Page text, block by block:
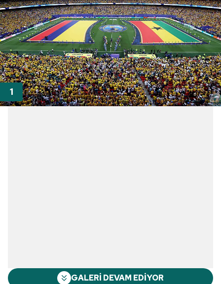
GALERİ DEVAM EDİYOR